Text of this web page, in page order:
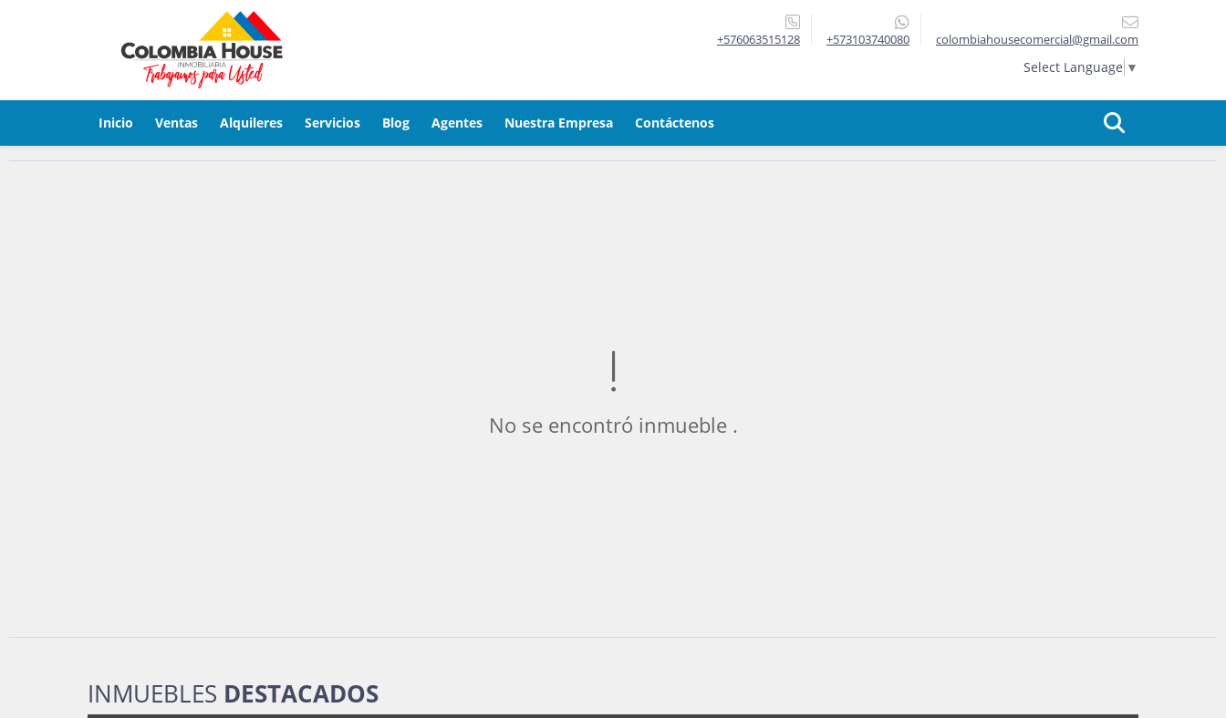
+576063515128 +573103740080 colombiahousecomercial@gmail.com
Select Language ▼
Inicio Ventas Alquileres Servicios Blog Agentes Nuestra Empresa Contáctenos
No se encontró inmueble .
INMUEBLES DESTACADOS